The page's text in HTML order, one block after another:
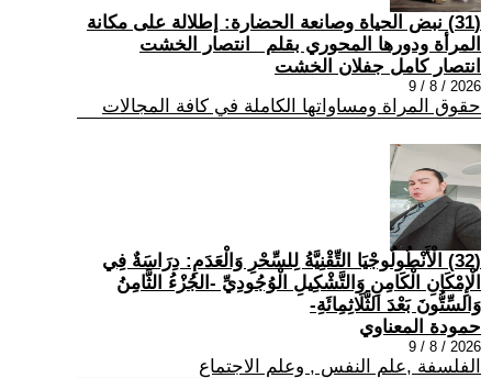
(31) نبض الحياة وصانعة الحضارة: إطلالة على مكانة
المرأة ودورها المحوري بقلم _انتصار الخشت
انتصار كامل جفلان الخشت
2026 / 8 / 9
حقوق المراة ومساواتها الكاملة في كافة المجالات
(32) الْأَنْطُولُوجْيَا التِّقْنِيَّةُ لِلسِّحْرِ وَالْعَدَمِ: دِرَاسَةٌ فِي
الْإِمْكَانِ الْكَامِنِ وَالتَّشْكِيلِ الْوُجُودِيِّ -الجُزْءُ الثَّامِنُ
وَالسِّتُّونَ بَعْدَ الثَّلَاثِمِائَةِ-
حمودة المعناوي
2026 / 8 / 9
الفلسفة ,علم النفس , وعلم الاجتماع